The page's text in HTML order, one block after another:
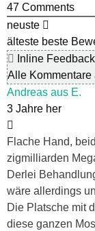
47 Comments
neuste
älteste beste
Inline
Alle Kommentare
Andreas aus E.
3 Jahre her
Flache Hand,
zigmilliarden
Derlei
wäre allerdings
Die Platsche mit
diese ganzen